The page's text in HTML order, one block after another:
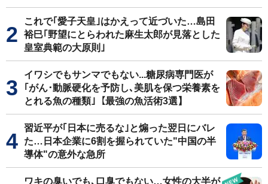
これで｢愛子天皇｣はかえって近づいた…島田
裕巳｢野望にとらわれた麻生太郎が見落とした
皇室典範の大原則｣
イワシでもサンマでもない...糖尿病専門医が
｢がん･動脈硬化を予防し､美肌を保つ栄養素を
とれる魚の種類｣【最強の魚活術3選】
習近平が｢日本に売るな｣と煽った翌日にバレ
た…日本企業に6割を握られていた"中国の半
導体"の意外な急所
ワキの臭いでも､口臭でもない…女性の大半が